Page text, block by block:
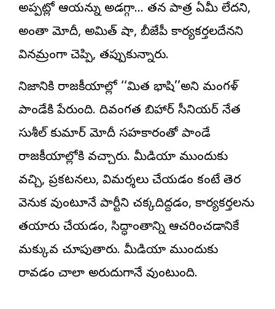
అప్పట్లో ఆయన్ను అడగ్గా… తన పాత్ర ఏమీ లేదని,
అంతా మోదీ, అమిత్ షా, బీజేపీ కార్యకర్తలదేనని
వినమ్రంగా చెప్పి, తప్పుకున్నారు.
నిజానికి రాజకీయాల్లో ‘‘మిత భాషి’’అని మంగళ్
పాండేకి పేరుంది. దివంగత బిహార్ సీనియర్ నేత
సుశీల్ కుమార్ మోదీ సహకారంతో పాండే
రాజకీయాల్లోకి వచ్చారు. మీడియా ముందుకు
వచ్చి, ప్రకటనలు, విమర్శలు చేయడం కంటే తెర
వెనుక వుంటూనే పార్టీని చక్కదిద్దడం, కార్యకర్తలను
తయారు చేయడం, సిద్ధాంతాన్ని ఆచరించడానికే
మక్కువ చూపుతారు. మీడియా ముందుకు
రావడం చాలా అరుదుగానే వుంటుంది.